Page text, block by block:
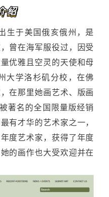
绍
生于美国俄亥俄州，是
曾在海军服役过，因受
优雅且空灵的天使和母
大学洛杉矶分校，在佛
在那里她画艺术、版画
著名的全国限量版经销
有才华的艺术家之一，
度艺术家，获得了年度
的画作也大受欢迎并在